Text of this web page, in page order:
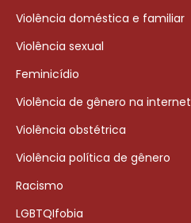
Violência doméstica e familiar
Violência sexual
Feminicídio
Violência de gênero na internet
Violência obstétrica
Violência política de gênero
Racismo
LGBTQIfobia